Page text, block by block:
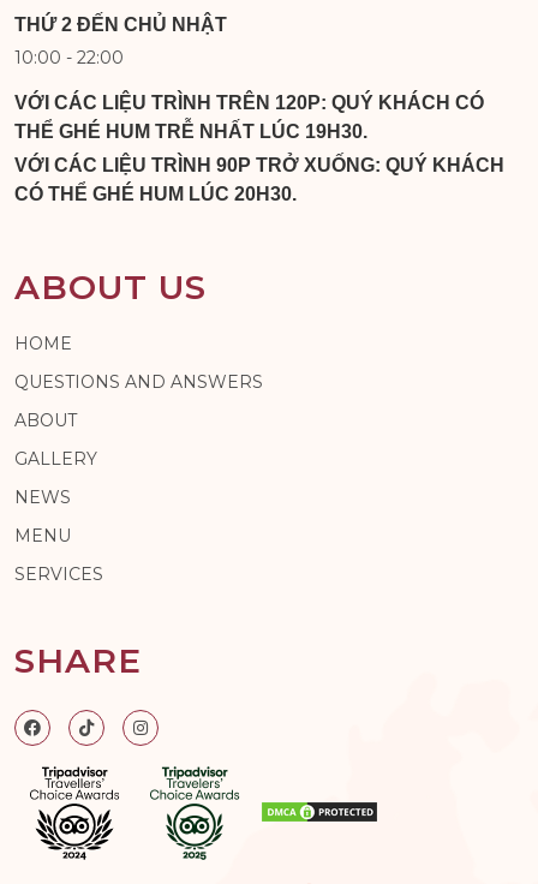
THỨ 2 ĐẾN CHỦ NHẬT
10:00 - 22:00
VỚI CÁC LIỆU TRÌNH TRÊN 120P: QUÝ KHÁCH CÓ
THỂ GHÉ HUM TRỄ NHẤT LÚC 19H30.
VỚI CÁC LIỆU TRÌNH 90P TRỞ XUỐNG: QUÝ KHÁCH
CÓ THỂ GHÉ HUM LÚC 20H30.
ABOUT US
HOME
QUESTIONS AND ANSWERS
ABOUT
GALLERY
NEWS
MENU
SERVICES
SHARE